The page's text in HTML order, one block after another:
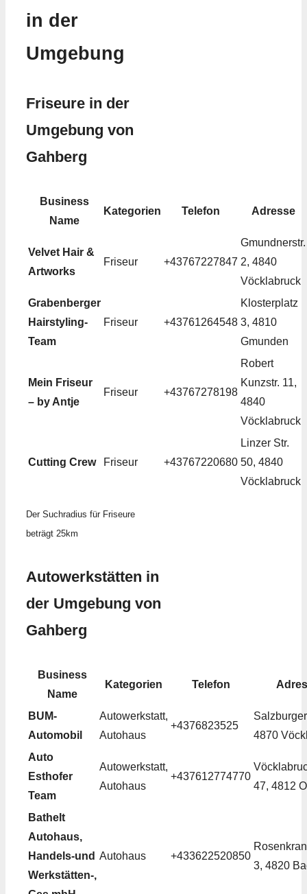
in der
Umgebung
Friseure in der
Umgebung von
Gahberg
Business
Name
Kategorien Telefon Adresse
Velvet Hair &
Artworks
Friseur +43767227847
Gmundnerstr.
2, 4840
Vöcklabruck
Grabenberger
Hairstyling-
Team
Friseur +43761264548
Klosterplatz
3, 4810
Gmunden
Mein Friseur
– by Antje
Friseur +43767278198
Robert
Kunzstr. 11,
4840
Vöcklabruck
Cutting Crew Friseur +43767220680
Linzer Str.
50, 4840
Vöcklabruck
Der Suchradius für Friseure
beträgt 25km
Autowerkstätten in
der Umgebung von
Gahberg
Business
Name
Kategorien Telefon
BUM-
Automobil
Autowerkstatt,
Autohaus
+4376823525
4870
Auto
Esthofer
Team
Autowerkstatt,
Autohaus
+437612774770
47, 4812
Bathelt
Autohaus,
Handels-und
Werkstätten-,
Autohaus +433622520850
3, 4820